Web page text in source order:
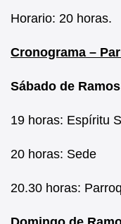
Horario: 20 horas.
Cronograma –
Sábado de
19 horas: Espíritu
20 horas: Sede
20.30 horas: